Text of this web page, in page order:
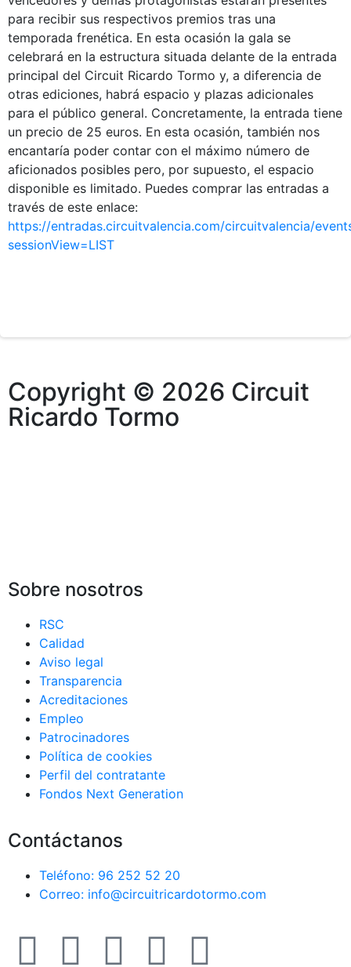
para recibir sus respectivos premios tras una
temporada frenética. En esta ocasión la gala se
celebrará en la estructura situada delante de la entrada
principal del Circuit Ricardo Tormo y, a diferencia de
otras ediciones, habrá espacio y plazas adicionales
para el público general. Concretamente, la entrada tiene
un precio de 25 euros. En esta ocasión, también nos
encantaría poder contar con el máximo número de
aficionados posibles pero, por supuesto, el espacio
disponible es limitado. Puedes comprar las entradas a
través de este enlace:
https://entradas.circuitvalencia.com/circuitvalencia/
sessionView=LIST
Copyright © 2026 Circuit
Ricardo Tormo
Sobre nosotros
RSC
Calidad
Aviso legal
Transparencia
Acreditaciones
Empleo
Patrocinadores
Política de cookies
Perfil del contratante
Fondos Next Generation
Contáctanos
Teléfono: 96 252 52 20
Correo: info@circuitricardotormo.com